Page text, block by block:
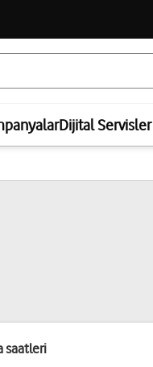
Dijital Servisler
saatleri